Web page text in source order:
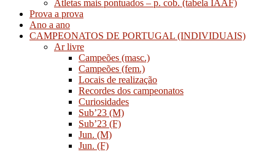
Atletas mais pontuados – p. cob. (tabela IAAF)
Prova a prova
Ano a ano
CAMPEONATOS DE PORTUGAL (INDIVIDUAIS)
Ar livre
Campeões (masc.)
Campeões (fem.)
Locais de realização
Recordes dos campeonatos
Curiosidades
Sub’23 (M)
Sub’23 (F)
Jun. (M)
Jun. (F)